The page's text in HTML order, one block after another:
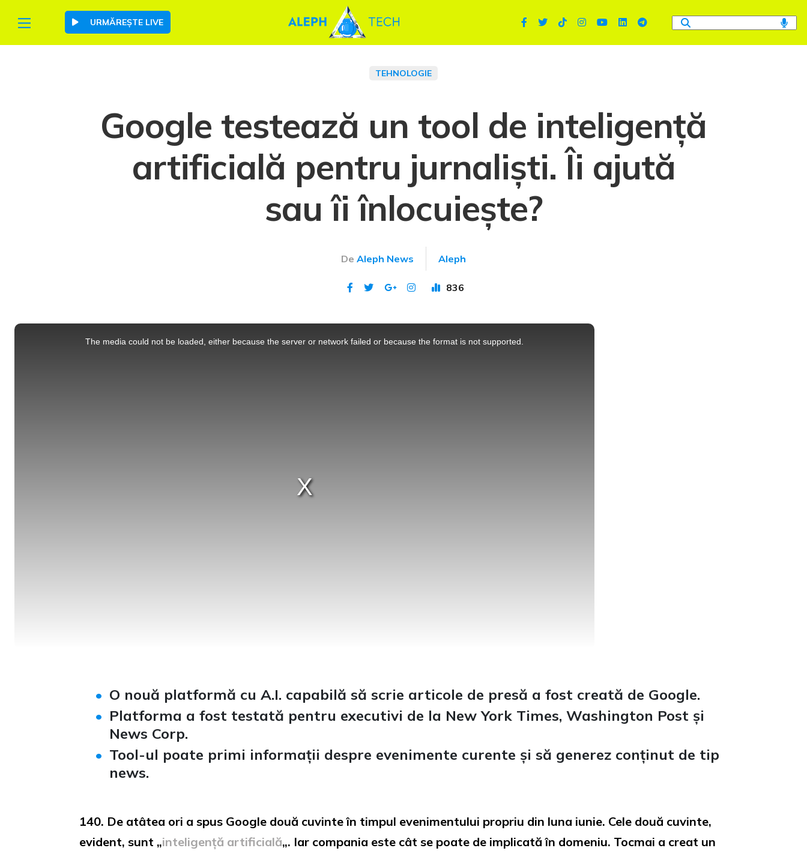
URMĂREȘTE LIVE
TEHNOLOGIE
Google testează un tool de inteligență
artificială pentru jurnaliști. Îi ajută
sau îi înlocuiește?
De Aleph News Aleph
836
This
is
The media could not be loaded, either because the server or network failed or because the format is not supported.
O nouă platformă cu A.I. capabilă să scrie articole de presă a fost creată de Google.
Platforma a fost testată pentru executivi de la New York Times, Washington Post și
News Corp.
Tool-ul poate primi informații despre evenimente curente și să generez conținut de tip
news.
140. De atâtea ori a spus Google două cuvinte în timpul evenimentului propriu din luna iunie. Cele două cuvinte,
evident, sunt „inteligență artificială„. Iar compania este cât se poate de implicată în domeniu. Tocmai a creat un